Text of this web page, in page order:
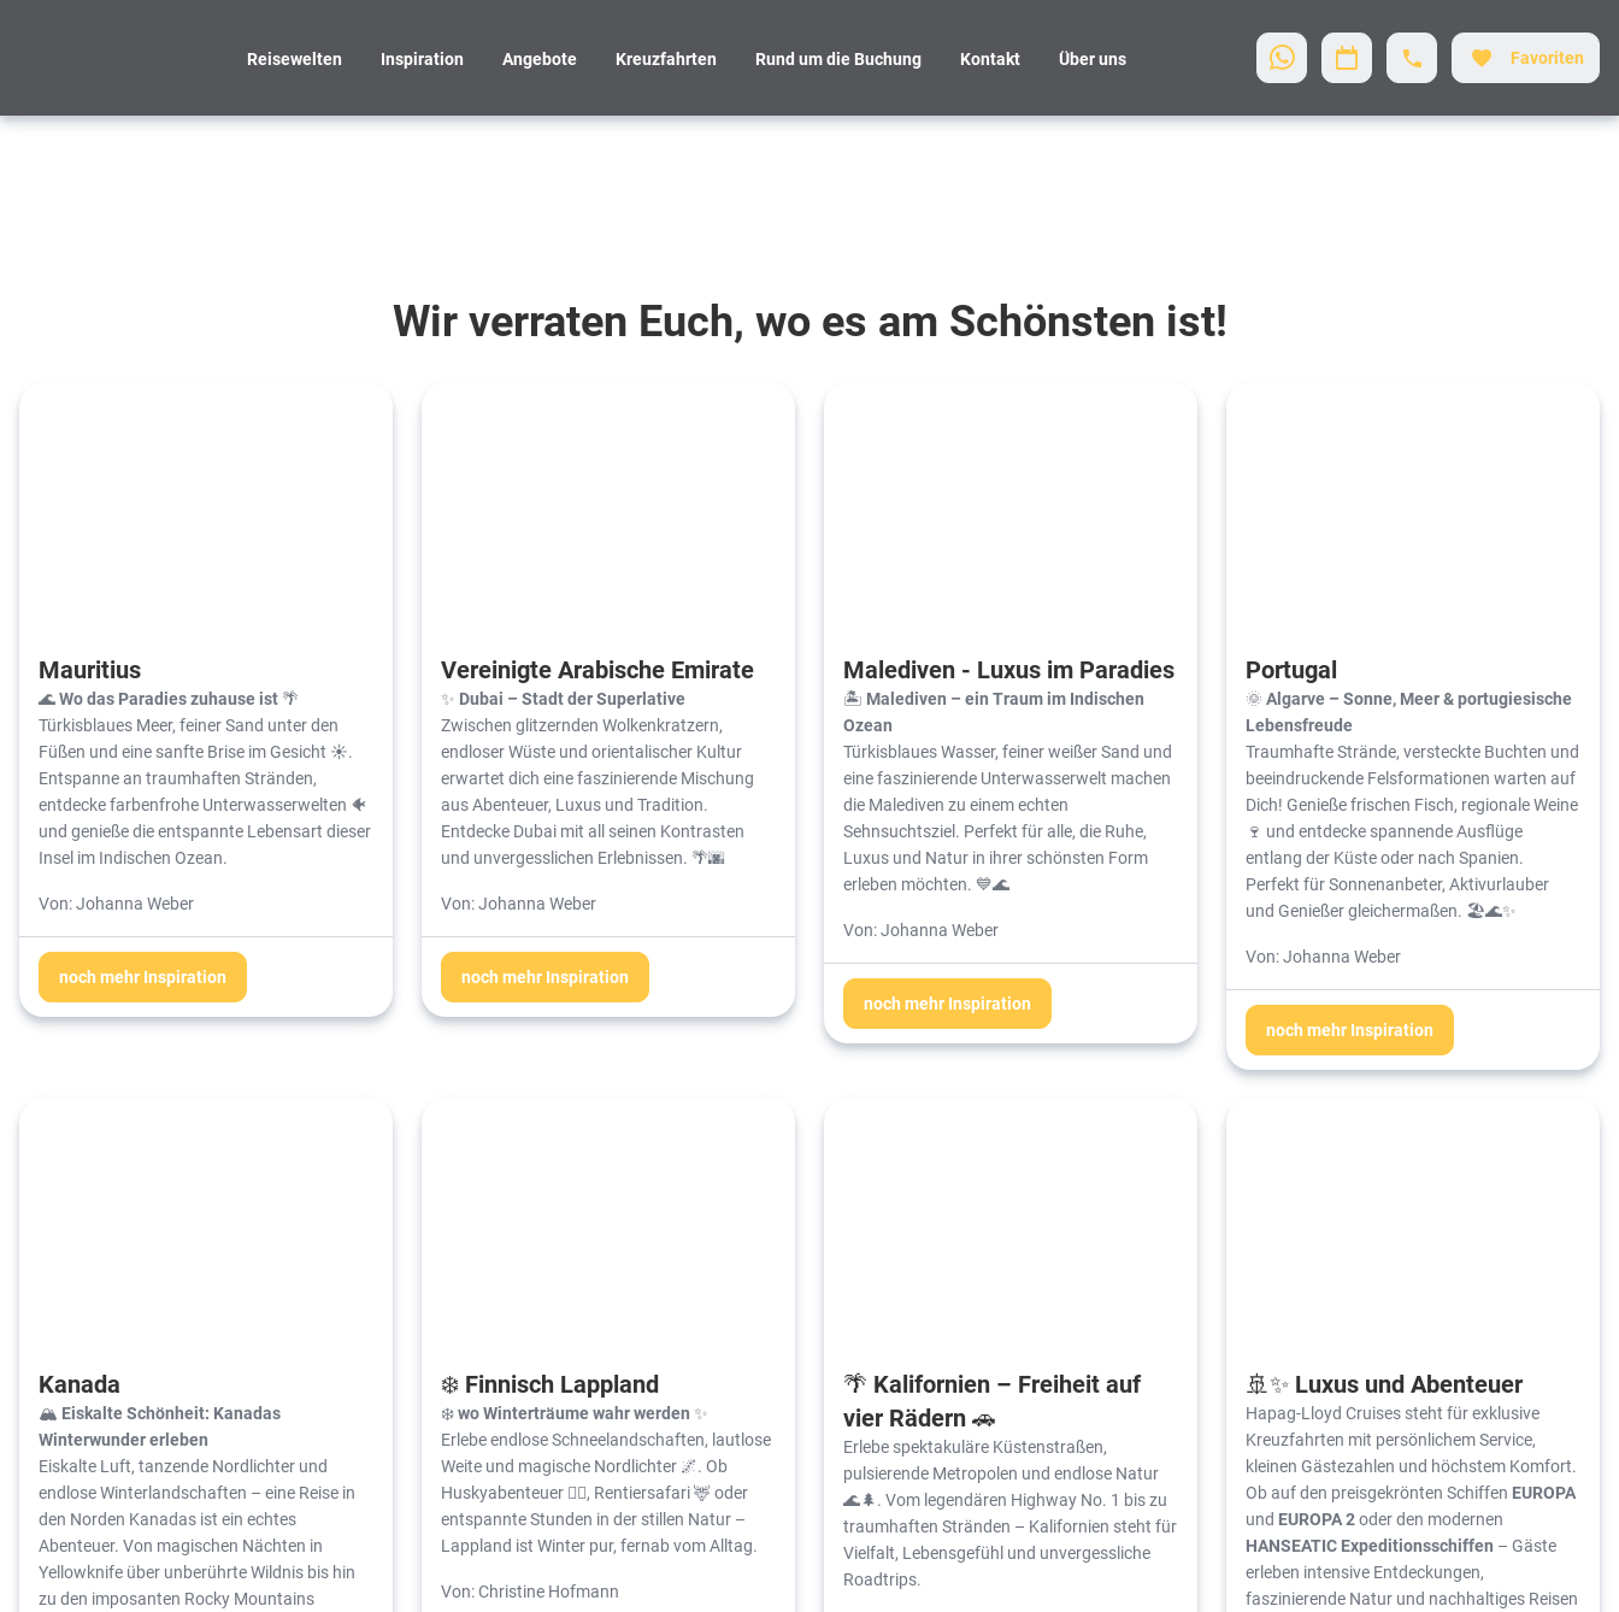
Reisewelten Inspiration Angebote Kreuzfahrten Rund um die Buchung Kontakt Über uns Favoriten
Wir verraten Euch, wo es am Schönsten ist!
Mauritius
🌊 Wo das Paradies zuhause ist 🌴
Türkisblaues Meer, feiner Sand unter den
Füßen und eine sanfte Brise im Gesicht ☀️.
Entspanne an traumhaften Stränden,
entdecke farbenfrohe Unterwasserwelten 🐠
und genieße die entspannte Lebensart dieser
Insel im Indischen Ozean.
Von: Johanna Weber
noch mehr Inspiration
Vereinigte Arabische Emirate
✨ Dubai – Stadt der Superlative
Zwischen glitzernden Wolkenkratzern,
endloser Wüste und orientalischer Kultur
erwartet dich eine faszinierende Mischung
aus Abenteuer, Luxus und Tradition.
Entdecke Dubai mit all seinen Kontrasten
und unvergesslichen Erlebnissen. 🌴🌆
Von: Johanna Weber
noch mehr Inspiration
Malediven - Luxus im Paradies
🏝️ Malediven – ein Traum im Indischen
Ozean
Türkisblaues Wasser, feiner weißer Sand und
eine faszinierende Unterwasserwelt machen
die Malediven zu einem echten
Sehnsuchtsziel. Perfekt für alle, die Ruhe,
Luxus und Natur in ihrer schönsten Form
erleben möchten. 💙🌊
Von: Johanna Weber
noch mehr Inspiration
Portugal
🌞 Algarve – Sonne, Meer & portugiesische
Lebensfreude
Traumhafte Strände, versteckte Buchten und
beeindruckende Felsformationen warten auf
Dich! Genieße frischen Fisch, regionale Weine
🍷 und entdecke spannende Ausflüge
entlang der Küste oder nach Spanien.
Perfekt für Sonnenanbeter, Aktivurlauber
und Genießer gleichermaßen. 🏖️🌊✨
Von: Johanna Weber
noch mehr Inspiration
Kanada
🏔️ Eiskalte Schönheit: Kanadas
Winterwunder erleben
Eiskalte Luft, tanzende Nordlichter und
endlose Winterlandschaften – eine Reise in
den Norden Kanadas ist ein echtes
Abenteuer. Von magischen Nächten in
Yellowknife über unberührte Wildnis bis hin
zu den imposanten Rocky Mountains
❄️ Finnisch Lappland
❄️wo Winterträume wahr werden ✨
Erlebe endlose Schneelandschaften, lautlose
Weite und magische Nordlichter 🌌. Ob
Huskyabenteuer 🐕‍🦺, Rentiersafari 🦌 oder
entspannte Stunden in der stillen Natur –
Lappland ist Winter pur, fernab vom Alltag.
Von: Christine Hofmann
🌴 Kalifornien – Freiheit auf
vier Rädern 🚗
Erlebe spektakuläre Küstenstraßen,
pulsierende Metropolen und endlose Natur
🌊🌲. Vom legendären Highway No. 1 bis zu
traumhaften Stränden – Kalifornien steht für
Vielfalt, Lebensgefühl und unvergessliche
Roadtrips.
🚢✨ Luxus und Abenteuer
Hapag-Lloyd Cruises steht für exklusive
Kreuzfahrten mit persönlichem Service,
kleinen Gästezahlen und höchstem Komfort.
Ob auf den preisgekrönten Schiffen EUROPA
und EUROPA 2oder den modernen
HANSEATIC Expeditionsschiffen – Gäste
erleben intensive Entdeckungen,
faszinierende Natur und nachhaltiges Reisen